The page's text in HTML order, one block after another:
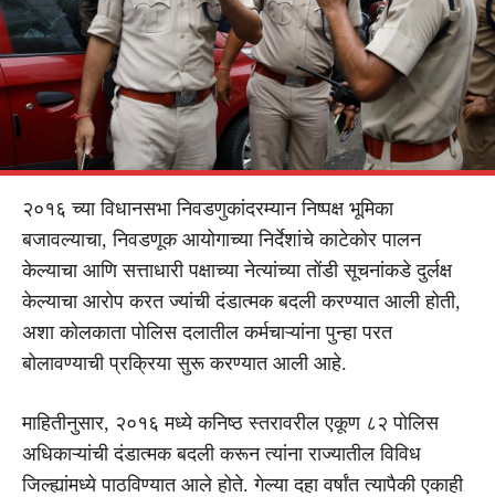
२०१६ च्या विधानसभा निवडणुकांदरम्यान निष्पक्ष भूमिका
बजावल्याचा, निवडणूक आयोगाच्या निर्देशांचे काटेकोर पालन
केल्याचा आणि सत्ताधारी पक्षाच्या नेत्यांच्या तोंडी सूचनांकडे दुर्लक्ष
केल्याचा आरोप करत ज्यांची दंडात्मक बदली करण्यात आली होती,
अशा कोलकाता पोलिस दलातील कर्मचाऱ्यांना पुन्हा परत
बोलावण्याची प्रक्रिया सुरू करण्यात आली आहे.
माहितीनुसार, २०१६ मध्ये कनिष्ठ स्तरावरील एकूण ८२ पोलिस
अधिकाऱ्यांची दंडात्मक बदली करून त्यांना राज्यातील विविध
जिल्ह्यांमध्ये पाठविण्यात आले होते. गेल्या दहा वर्षांत त्यापैकी एकाही